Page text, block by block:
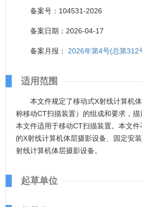
备案号：104531-2026
备案日期：2026-04-17
备案月报： 2026年第4号(总第312
适用范围
本文件规定了移动式X射线计算机
称移动CT扫描装置）的组成和要求，描
本文件适用于移动CT扫描装置。本文
的X射线计算机体层摄影设备、固定安
射线计算机体层摄影设备。
起草单位